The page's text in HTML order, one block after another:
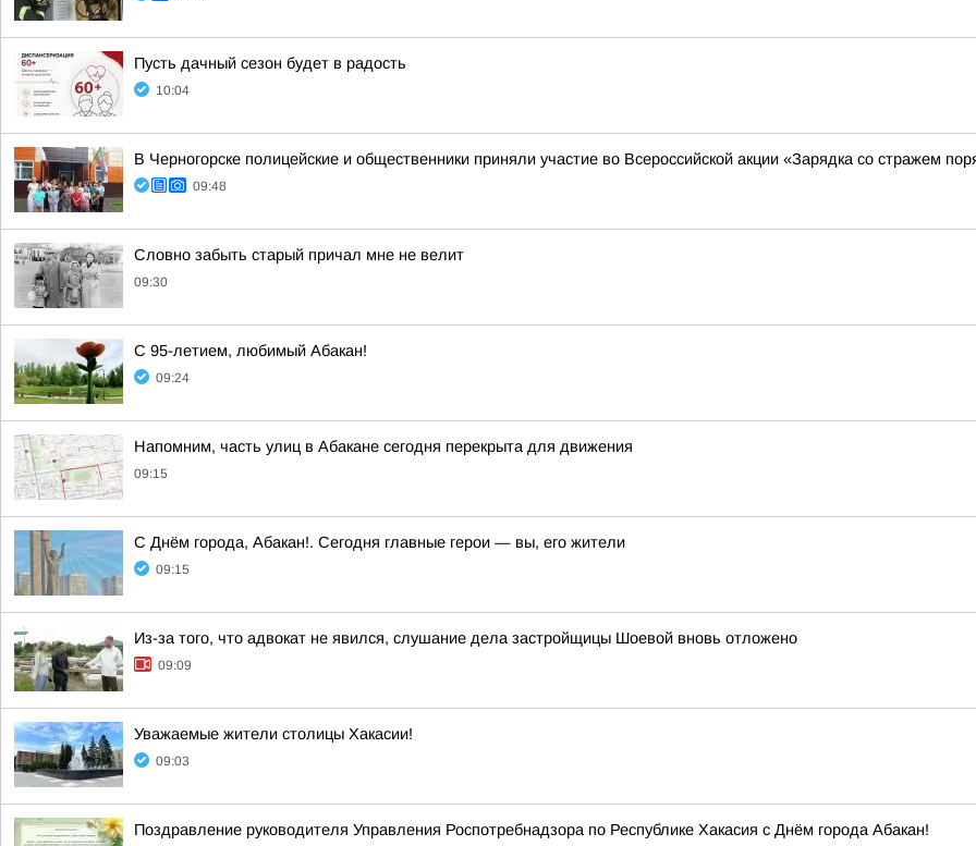
Пусть дачный сезон будет в радость
10:04
В Черногорске полицейские и общественники приняли участие во Всероссийской акции «Зарядка со стражем
09:48
Словно забыть старый причал мне не велит
09:30
С 95-летием, любимый Абакан!
09:24
Напомним, часть улиц в Абакане сегодня перекрыта для движения
09:15
С Днём города, Абакан!. Сегодня главные герои — вы, его жители
09:15
Из-за того, что адвокат не явился, слушание дела застройщицы Шоевой вновь отложено
09:09
Уважаемые жители столицы Хакасии!
09:03
Поздравление руководителя Управления Роспотребнадзора по Республике Хакасия с Днём города Абакан!